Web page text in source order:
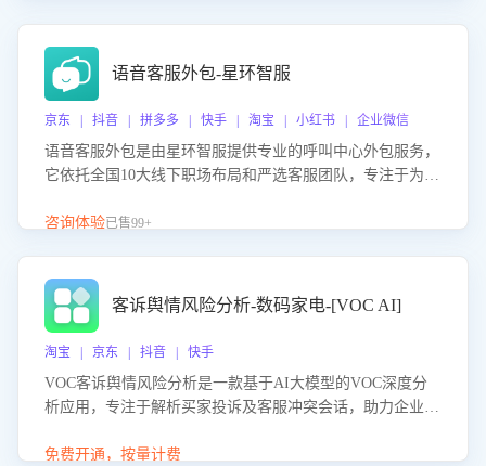
度、客服转化能力及销售业绩。
语音客服外包-星环智服
京东 | 抖音 | 拼多多 | 快手 | 淘宝 | 小红书 | 企业微信
语音客服外包是由星环智服提供专业的呼叫中心外包服务，
它依托全国10大线下职场布局和严选客服团队，专注于为企
客服团队和智能工具提升语音客服服务效率和质量，帮助企
咨询体验已售99+
客诉舆情风险分析-数码家电-[VOC AI]
淘宝 | 京东 | 抖音 | 快手
VOC客诉舆情风险分析是一款基于AI大模型的VOC深度分
析应用，专注于解析买家投诉及客服冲突会话，助力企业精
别客户情绪、归因争议根源，并客观评估客服应对合理性与
免费开通，按量计费